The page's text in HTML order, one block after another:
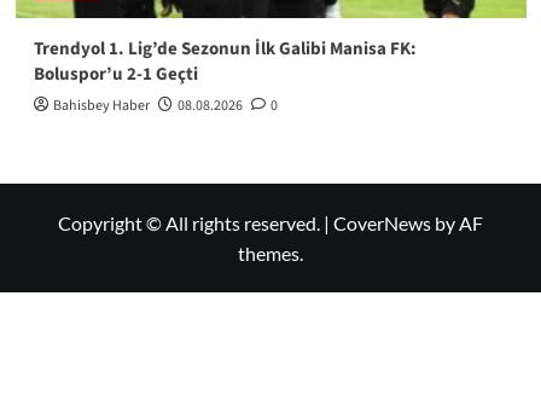
Trendyol 1. Lig’de Sezonun İlk Galibi Manisa FK:
Boluspor’u 2-1 Geçti
Bahisbey Haber 08.08.2026 0
Copyright © All rights reserved. | CoverNews by AF
themes.